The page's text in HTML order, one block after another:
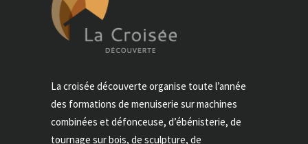
La croisée découverte organise toute l’année
des formations de menuiserie sur machines
combinées et défonceuse, d’ébénisterie, de
tournage sur bois, de sculpture, de